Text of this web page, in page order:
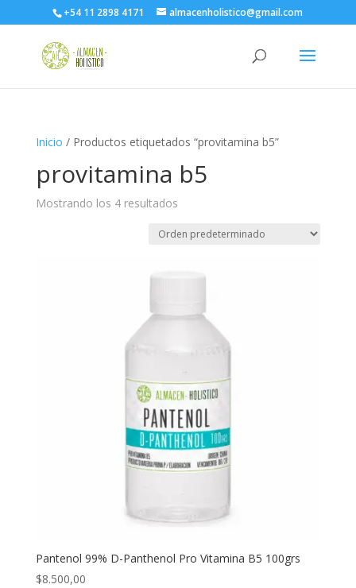
+54 11 2898 4171 almacenholistico@gmail.com
Inicio / Productos etiquetados “provitamina b5”
provitamina b5
Mostrando los 4 resultados
Pantenol 99% D-Panthenol Pro Vitamina B5 100grs
$8.500,00